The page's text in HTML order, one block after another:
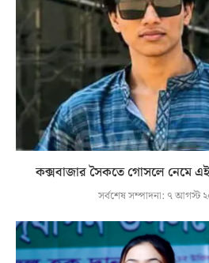
কক্সবাজার সৈকতে গোসলে নেমে
সর্বশেষ সম্পাদনা: ৭ আগস্ট